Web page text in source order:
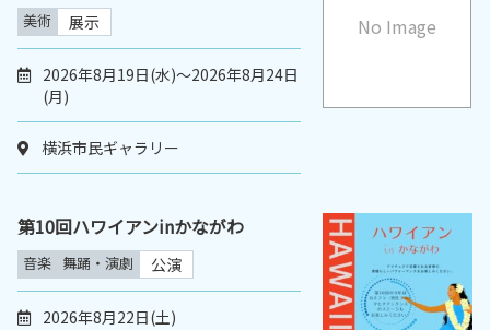
No Image
美術 展示
2026年8月19日(水)～2026年8月24日
(月)
横浜市民ギャラリー
第10回ハワイアンinかながわ
音楽 舞踊・演劇 公演
2026年8月22日(土)